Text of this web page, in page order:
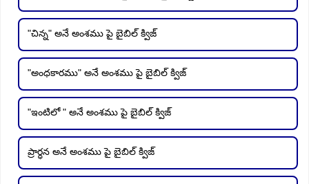
"చిన్న" అనే అంశము పై బైబిల్ క్విజ్
"అంధకారము" అనే అంశము పై బైబిల్ క్విజ్
"ఇంటిలో " అనే అంశము పై బైబిల్ క్విజ్
ప్రార్ధన అనే అంశము పై బైబిల్ క్విజ్